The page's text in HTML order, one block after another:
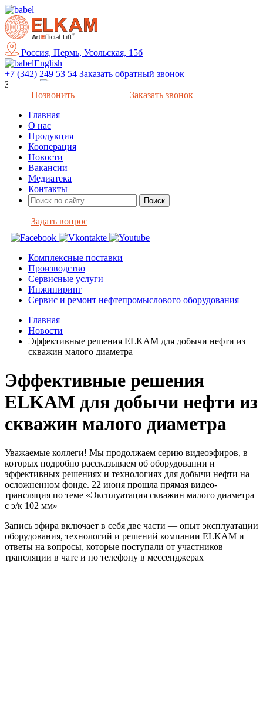
Россия, Пермь, Усольская, 15б
English
+7 (342) 249 53 54 Заказать обратный звонок
Закрыть
Позвонить
Заказать звонок
Главная
О нас
Продукция
Кооперация
Новости
Вакансии
Медиатека
Контакты
Задать вопрос
Комплексные поставки
Производство
Сервисные услуги
Инжиниринг
Сервис и ремонт нефтепромыслового оборудования
Главная
Новости
Эффективные решения ELKAM для добычи нефти из
скважин малого диаметра
Эффективные решения
ELKAM для добычи нефти из
скважин малого диаметра
Уважаемые коллеги! Мы продолжаем серию видеоэфиров, в
которых подробно рассказываем об оборудовании и
эффективных решениях и технологиях для добычи нефти на
осложненном фонде. 22 июня прошла прямая видео-
трансляция по теме «Эксплуатация скважин малого диаметра
с э/к 102 мм»
Запись эфира включает в себя две части — опыт эксплуатации
оборудования, технологий и решений компании ELKAM и
ответы на вопросы, которые поступали от участников
трансляции в чате и по телефону в мессенджерах